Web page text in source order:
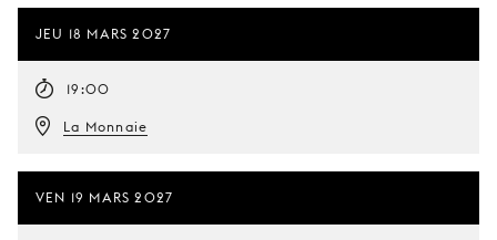
JEU 18 MARS 2027
19:00
La Monnaie
VEN 19 MARS 2027